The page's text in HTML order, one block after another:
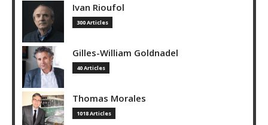
Ivan Rioufol
300 Articles
Gilles-William Goldnadel
40 Articles
Thomas Morales
1018 Articles